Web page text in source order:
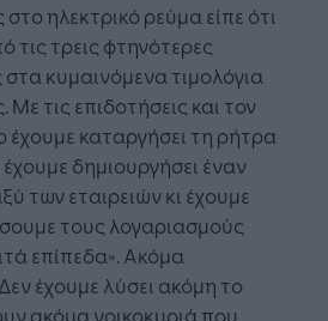
στο ηλεκτρικό ρεύμα είπε ότι
τις τρεις φτηνότερες
κυμαινόμενα τιμολόγια
Με τις επιδοτήσεις και τον
έχουμε καταργήσει τη ρήτρα
δημιουργήσει έναν
των εταιρειών κι έχουμε
τους λογαριασμούς
επίπεδα». Ακόμα
έχουμε λύσει ακόμη το
ακόμα νοικοκυριά που